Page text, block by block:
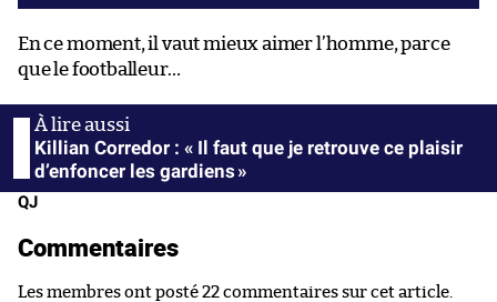
En ce moment, il vaut mieux aimer l’homme, parce
que le footballeur…
Killian Corredor : « Il faut que je retrouve ce plaisir
d’enfoncer les gardiens »
QJ
Commentaires
Les membres ont posté 22 commentaires sur cet article.